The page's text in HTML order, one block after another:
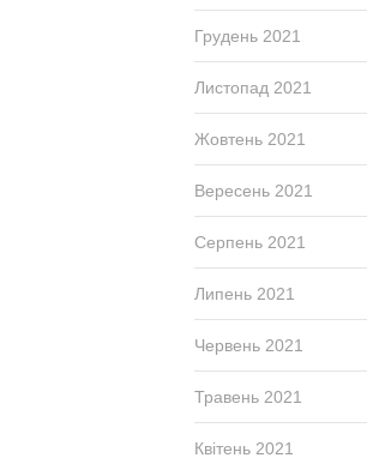
Грудень 2021
Листопад 2021
Жовтень 2021
Вересень 2021
Серпень 2021
Липень 2021
Червень 2021
Травень 2021
Квітень 2021